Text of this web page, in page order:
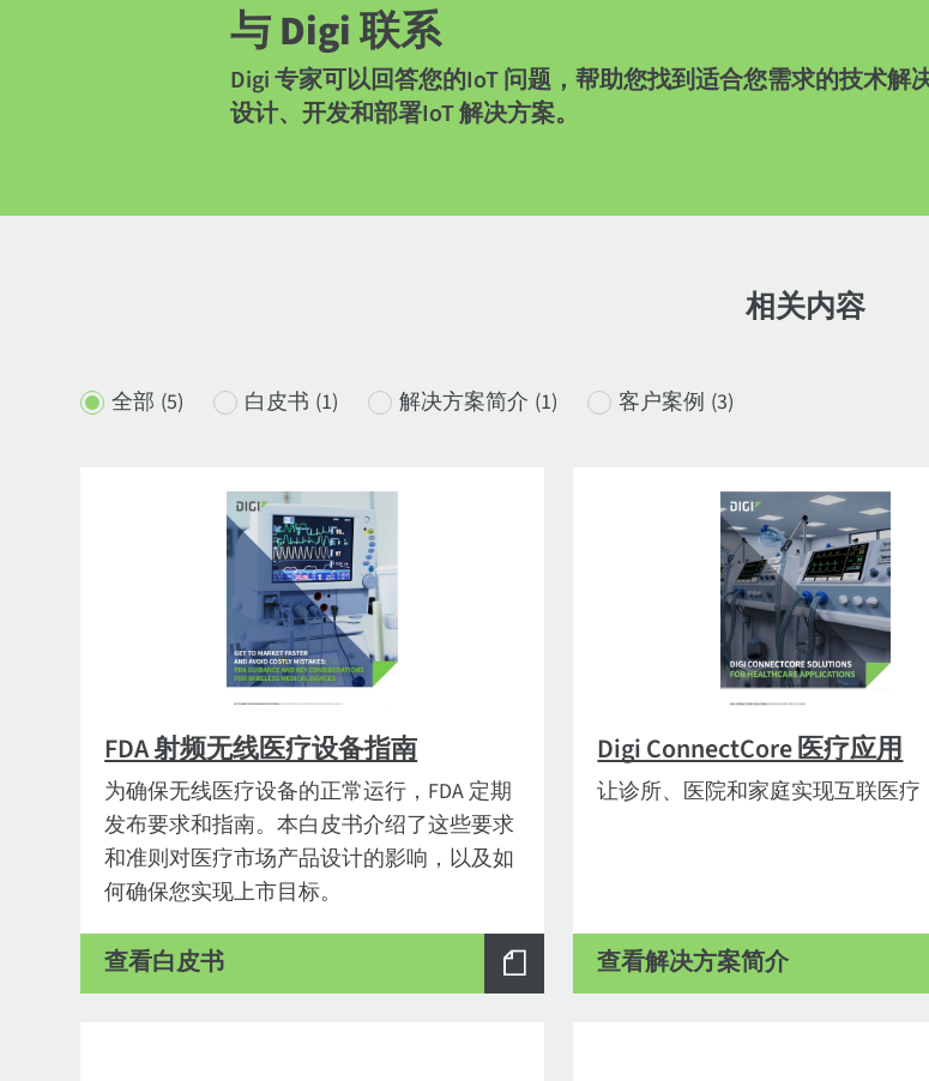
与 Digi 联系
Digi 专家可以回答您的IoT 问题，帮助您找到适合您需求的技术解
设计、开发和部署IoT 解决方案。
相关内容
全部 (5) 白皮书 (1) 解决方案简介 (1) 客户案例 (3)
FDA 射频无线医疗设备指南
为确保无线医疗设备的正常运行，FDA 定期
发布要求和指南。本白皮书介绍了这些要求
和准则对医疗市场产品设计的影响，以及如
何确保您实现上市目标。
查看白皮书
Digi ConnectCore 医疗应用
让诊所、医院和家庭实现互联医疗
查看解决方案简介